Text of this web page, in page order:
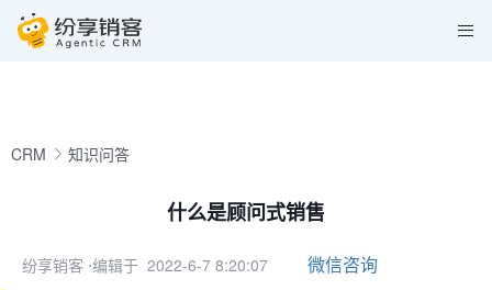
CRM 知识问答
什么是顾问式销售
纷享销客 ⋅编辑于 2022-6-7 8:20:07 微信咨询